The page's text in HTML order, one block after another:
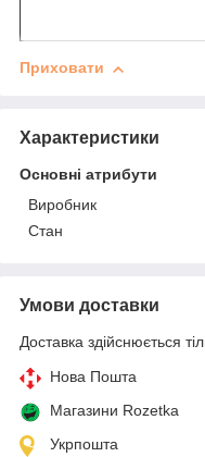
Приховати
Характеристики
Основні атрибути
Виробник
Стан
Умови доставки
Доставка здійснюється
Нова Пошта
Магазини Rozetka
Укрпошта